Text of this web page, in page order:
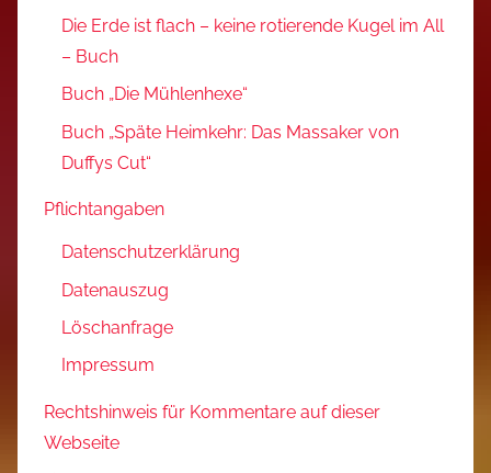
Die Erde ist flach – keine rotierende Kugel im All
– Buch
Buch „Die Mühlenhexe“
Buch „Späte Heimkehr: Das Massaker von
Duffys Cut“
Pflichtangaben
Datenschutzerklärung
Datenauszug
Löschanfrage
Impressum
Rechtshinweis für Kommentare auf dieser
Webseite